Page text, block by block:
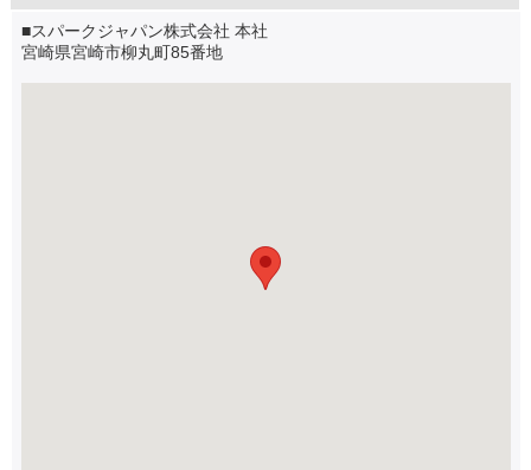
■スパークジャパン株式会社 本社
宮崎県宮崎市柳丸町85番地